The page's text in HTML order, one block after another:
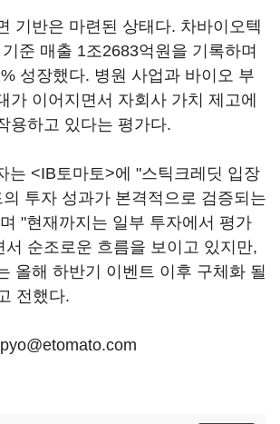
기반은 마련된 상태다. 차바이오텍
준 매출 1조2683억원을 기록하며
성장했다. 병원 사업과 바이오 부
가 이어지면서 자회사 가치 제고에
용하고 있다는 평가다.
는 <IB토마토>에 "스틱크레딧 입장
투자 성과가 본격적으로 검증되는
"현재까지는 일부 투자에서 평가
서 순조로운 흐름을 보이고 있지만,
올해 하반기 이벤트 이후 구체화 될
전했다.